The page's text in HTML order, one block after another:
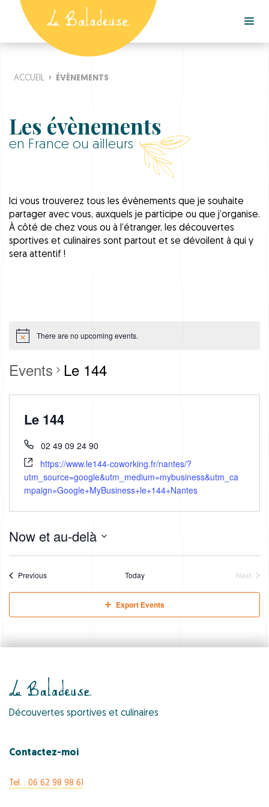
ACCUEIL › ÉVÈNEMENTS
Les évènements
en France ou ailleurs
Ici vous trouverez tous les évènements que je souhaite
partager avec vous, auxquels je participe ou que j’organise.
À côté de chez vous ou à l’étranger, les découvertes
sportives et culinaires sont partout et se dévoilent à qui y
sera attentif !
There are no upcoming events.
Events Le 144
Le 144
02 49 09 24 90
https://www.le144-coworking.fr/nantes/?
utm_source=google&utm_medium=mybusiness&utm_ca
mpaign=Google+MyBusiness+le+144+Nantes
Now et au-delà
c
d
e
PreviousEvents Today
Next
Export Events
Découvertes sportives et culinaires
Contactez-moi
Tel. : 06 62 98 98 61